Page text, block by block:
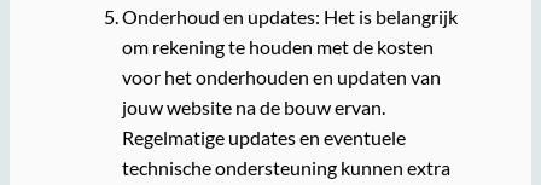
Onderhoud en updates: Het is belangrijk
om rekening te houden met de kosten
voor het onderhouden en updaten van
jouw website na de bouw ervan.
Regelmatige updates en eventuele
technische ondersteuning kunnen extra